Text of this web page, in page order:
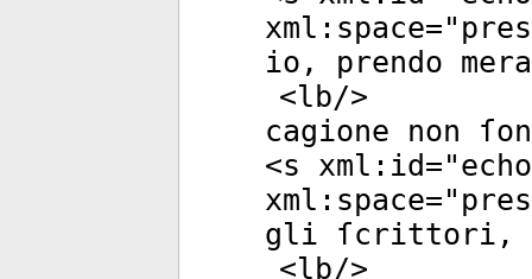
xml:space="
io, prendo
<lb/>
cagione non
<s xml:id="
xml:space="
gli ſcrittori,
<lb/>